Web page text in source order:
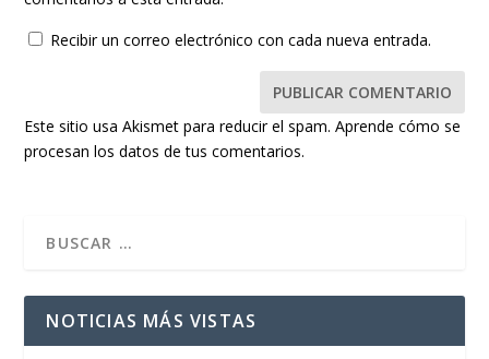
Recibir un correo electrónico con cada nueva entrada.
Este sitio usa Akismet para reducir el spam.Aprende cómo se
procesan los datos de tus comentarios.
NOTICIAS MÁS VISTAS